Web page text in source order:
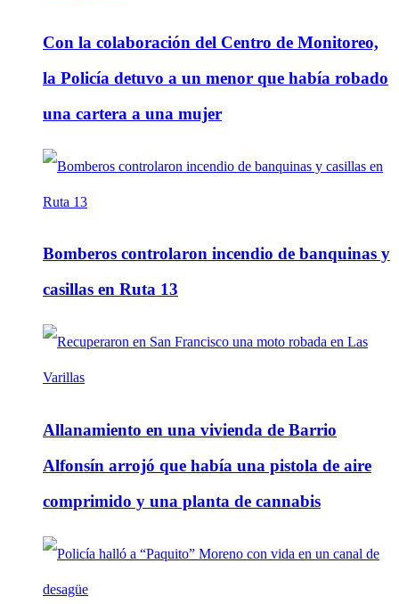
Con la colaboración del Centro de Monitoreo,
la Policía detuvo a un menor que había robado
una cartera a una mujer
Bomberos controlaron incendio de banquinas y
casillas en Ruta 13
Allanamiento en una vivienda de Barrio
Alfonsín arrojó que había una pistola de aire
comprimido y una planta de cannabis